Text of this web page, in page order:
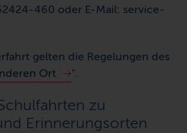
460 oder E-Mail: service-
gelten die Regelungen des
Ort ".
zu
Erinnerungsorten